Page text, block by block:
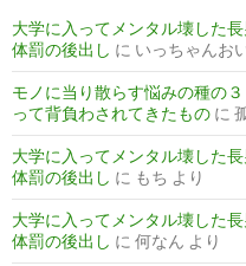
大学に入ってメンタル壊した
体罰の後出し に いっちゃんお
モノに当り散らす悩みの種の
って背負わされてきたもの に
大学に入ってメンタル壊した
体罰の後出し に もち より
大学に入ってメンタル壊した
体罰の後出し に 何なん より